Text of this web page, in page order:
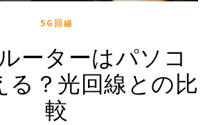
5G回線
ーターはパソコ
る？光回線との比
較